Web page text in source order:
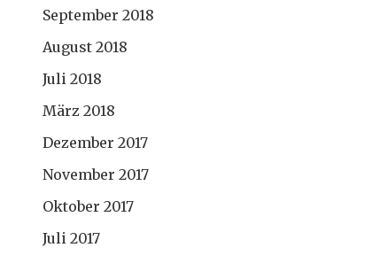
September 2018
August 2018
Juli 2018
März 2018
Dezember 2017
November 2017
Oktober 2017
Juli 2017